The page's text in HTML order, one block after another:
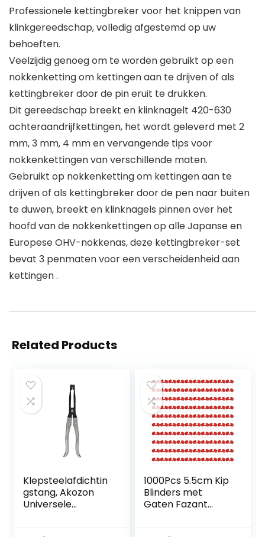
Professionele kettingbreker voor het knippen van
klinkgereedschap, volledig afgestemd op uw
behoeften.
Veelzijdig genoeg om te worden gebruikt op een
nokkenketting om kettingen aan te drijven of als
kettingbreker door de pin eruit te drukken.
Dit gereedschap breekt en klinknagelt 420-630
achteraandrijfkettingen, het wordt geleverd met 2
mm, 3 mm, 4 mm en vervangende tips voor
nokkenkettingen van verschillende maten.
Gebruikt op nokkenketting om kettingen aan te
drijven of als kettingbreker door de pen naar buiten
te duwen, breekt en klinknagels pinnen over het
hoofd van de nokkenkettingen op alle Japanse en
Europese OHV-nokkenas, deze kettingbreker-set
bevat 3 penmaten voor een verscheidenheid aan
kettingen .
Related Products
Klepsteelafdichtin
gstang, Akozon
Universele
1000Pcs 5.5cm Kip
Blinders met
Gaten Fazant